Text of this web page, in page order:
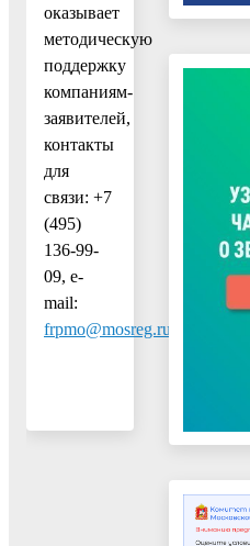
оказывает
методическую
поддержку
компаниям-
заявителей,
контакты
для
связи: +7
(495)
136-99-
09, e-
mail:
frpmo@mosreg.ru